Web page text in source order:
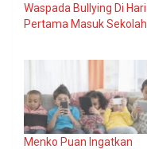
Waspada Bullying Di Hari
Pertama Masuk Sekolah
Menko Puan Ingatkan